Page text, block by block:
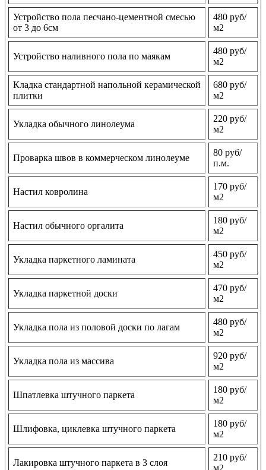
Устройство пола песчано-цементной смесью
от 3 до 6см
480 руб/
м2
Устройство наливного пола по маякам
480 руб/
м2
Кладка стандартной напольной керамической
плитки
680 руб/
м2
Укладка обычного линолеума
220 руб/
м2
Проварка швов в коммерческом линолеуме
80 руб/
п.м.
Настил ковролина
170 руб/
м2
Настил обычного оргалита
180 руб/
м2
Укладка паркетного ламината
450 руб/
м2
Укладка паркетной доски
470 руб/
м2
Укладка пола из половой доски по лагам
480 руб/
м2
Укладка пола из массива
920 руб/
м2
Шпатлевка штучного паркета
180 руб/
м2
Шлифовка, циклевка штучного паркета
180 руб/
м2
Лакировка штучного паркета в 3 слоя
210 руб/